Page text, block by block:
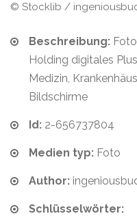
© Stocklib /
Beschreibung:
Holding digitales
Medizin,
Bildschirme
Id: 2-656737804
Medien typ: Foto
Author:
Schlüsselwörter: